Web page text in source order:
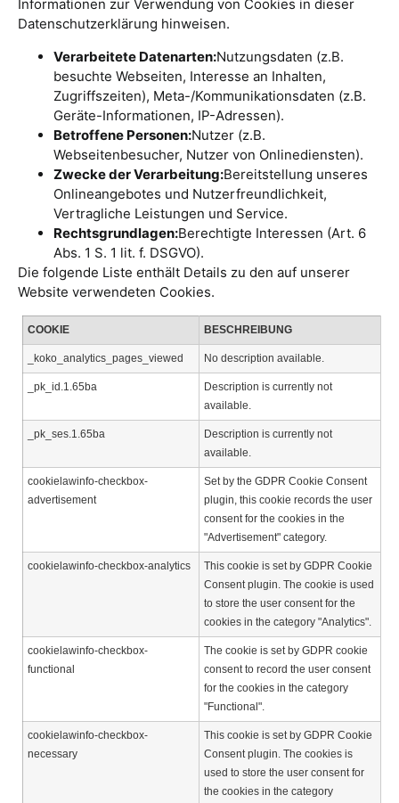
Informationen zur Verwendung von Cookies in dieser
Datenschutzerklärung hinweisen.
Verarbeitete Datenarten:Nutzungsdaten (z.B.
besuchte Webseiten, Interesse an Inhalten,
Zugriffszeiten), Meta-/Kommunikationsdaten (z.B.
Geräte-Informationen, IP-Adressen).
Betroffene Personen:Nutzer (z.B.
Webseitenbesucher, Nutzer von Onlinediensten).
Zwecke der Verarbeitung:Bereitstellung unseres
Onlineangebotes und Nutzerfreundlichkeit,
Vertragliche Leistungen und Service.
Rechtsgrundlagen:Berechtigte Interessen (Art. 6
Abs. 1 S. 1 lit. f. DSGVO).
Die folgende Liste enthält Details zu den auf unserer
Website verwendeten Cookies.
COOKIE BESCHREIBUNG
_koko_analytics_pages_viewed No description available.
_pk_id.1.65ba
Description is currently not
available.
_pk_ses.1.65ba
Description is currently not
available.
cookielawinfo-checkbox-
advertisement
Set by the GDPR Cookie Consent
plugin, this cookie records the user
consent for the cookies in the
"Advertisement" category.
cookielawinfo-checkbox-analytics
This cookie is set by GDPR Cookie
Consent plugin. The cookie is used
to store the user consent for the
cookies in the category "Analytics".
cookielawinfo-checkbox-
functional
The cookie is set by GDPR cookie
consent to record the user consent
for the cookies in the category
"Functional".
cookielawinfo-checkbox-
necessary
This cookie is set by GDPR Cookie
Consent plugin. The cookies is
used to store the user consent for
the cookies in the category